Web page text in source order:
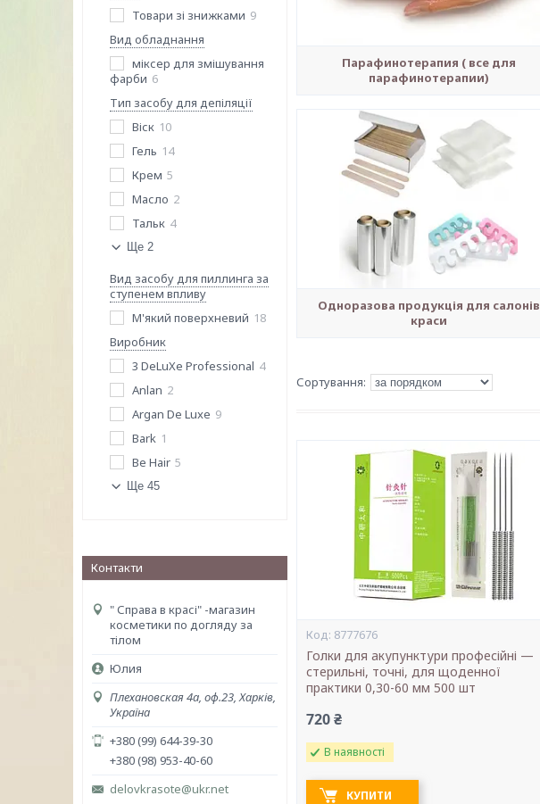
Товари зі знижками 9
Вид обладнання
міксер для змішування
фарби 6
Тип засобу для депіляції
Віск 10
Гель 14
Крем 5
Масло 2
Тальк 4
Ще 2
Вид засобу для пиллинга за
ступенем впливу
М'який поверхневий 18
Виробник
3 DeLuXe Professional 4
Anlan 2
Argan De Luxe 9
Bark 1
Be Hair 5
Ще 45
Контакти
" Справа в красі" -магазин
косметики по догляду за
тілом
Юлия
Плехановская 4а, оф.23, Харків,
Україна
+380 (99) 644-39-30
+380 (98) 953-40-60
delovkrasote@ukr.net
Парафинотерапия ( все для
парафинотерапии)
Одноразова продукція для салонів
краси
8777676
Голки для акупунктури професійні —
стерильні, точні, для щоденної
практики 0,30-60 мм 500 шт
720 ₴
В наявності
КУПИТИ